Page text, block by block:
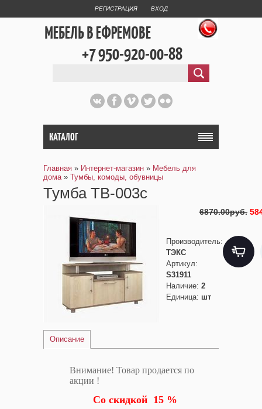
РЕГИСТРАЦИЯ ВХОД
МЕБЕЛЬ В ЕФРЕМОВЕ
+7 950-920-00-88
КАТАЛОГ
Главная » Интернет-магазин » Мебель для
дома » Тумбы, комоды, обувницы
Тумба ТВ-003с
6870.00руб.
Производитель:
ТЭКС
Артикул:
S31911
Наличие: 2
Единица: шт
Описание
Внимание! Товар продается по
акции !
Со скидкой 15 %